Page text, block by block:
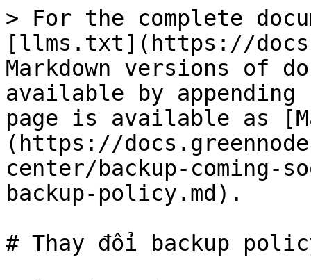
> For the complete
[llms.txt](https://
Markdown versions of
available by
page is available as
(https://
center/backup-coming-
backup-policy.md).
# Thay đổi backup